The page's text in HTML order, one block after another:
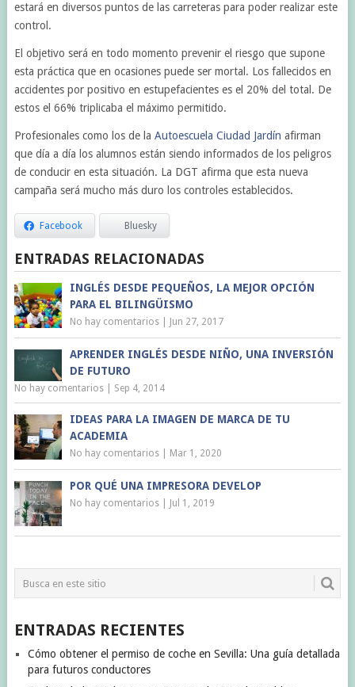
estará en diversos puntos de las carreteras para poder realizar este
control.
El objetivo será en todo momento prevenir el riesgo que supone
esta práctica que en ocasiones puede ser mortal. Los fallecidos en
accidentes por positivo en estupefacientes es el 20% del total. De
estos el 66% triplicaba el máximo permitido.
Profesionales como los de la Autoescuela Ciudad Jardín afirman
que día a día los alumnos están siendo informados de los peligros
de conducir en esta situación. La DGT afirma que esta nueva
campaña será mucho más duro los controles establecidos.
Facebook Bluesky
ENTRADAS RELACIONADAS
INGLÉS DESDE PEQUEÑOS, LA MEJOR OPCIÓN
PARA EL BILINGÜISMO
No hay comentarios| Jun 27, 2017
APRENDER INGLÉS DESDE NIÑO, UNA INVERSIÓN
DE FUTURO
No hay comentarios| Sep 4, 2014
IDEAS PARA LA IMAGEN DE MARCA DE TU
ACADEMIA
No hay comentarios| Mar 1, 2020
POR QUÉ UNA IMPRESORA DEVELOP
No hay comentarios| Jul 1, 2019
ENTRADAS RECIENTES
Cómo obtener el permiso de coche en Sevilla: Una guía detallada
para futuros conductores